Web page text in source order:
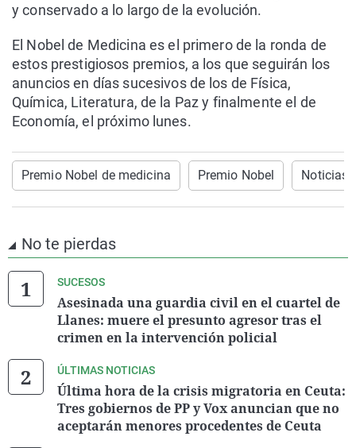
y conservado a lo largo de la evolución.
El Nobel de Medicina es el primero de la ronda de
estos prestigiosos premios, a los que seguirán los
anuncios en días sucesivos de los de Física,
Química, Literatura, de la Paz y finalmente el de
Economía, el próximo lunes.
Premio Nobel de medicina Premio Nobel Noticias
No te pierdas
SUCESOS
Asesinada una guardia civil en el cuartel de
Llanes: muere el presunto agresor tras el
crimen en la intervención policial
ÚLTIMAS NOTICIAS
Última hora de la crisis migratoria en Ceuta:
Tres gobiernos de PP y Vox anuncian que no
aceptarán menores procedentes de Ceuta